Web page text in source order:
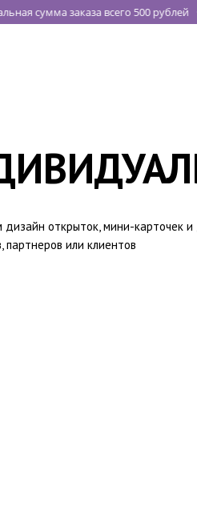
сумма заказа всего 500 рублей
дизайн открыток, мини-карточек
партнеров или клиентов